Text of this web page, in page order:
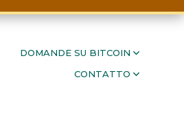
DOMANDE SU BITCOIN
CONTATTO